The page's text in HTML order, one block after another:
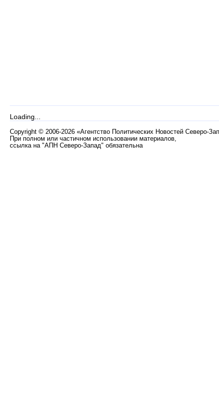
Loading...
Copyright © 2006-2026 «Агентство Политических Новостей Северо-
При полном или частичном использовании материалов,
ссылка на "АПН Северо-Запад" обязательна